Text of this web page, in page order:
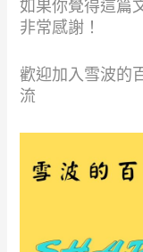
如果你覺得這篇
非常感謝！
歡迎加入雪波的
流